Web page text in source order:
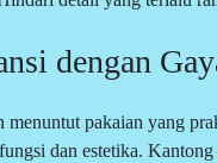
dengan
menuntut pakaian yang
dan estetika.